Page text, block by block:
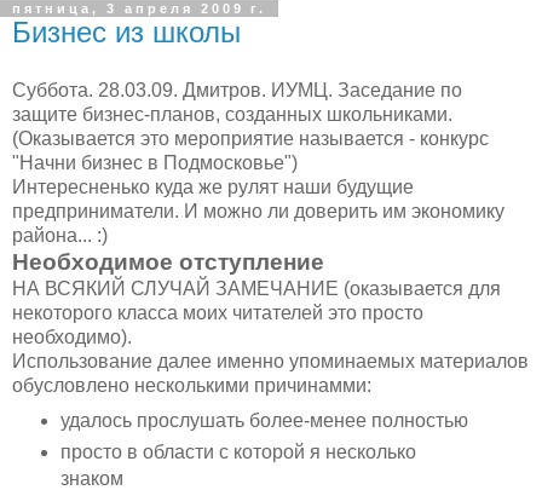
пятница, 3 апреля 2009 г.
Бизнес из школы
Суббота. 28.03.09. Дмитров. ИУМЦ. Заседание по
защите бизнес-планов, созданных школьниками.
(Оказывается это мероприятие называется - конкурс
"Начни бизнес в Подмосковье")
Интересненько куда же рулят наши будущие
предприниматели. И можно ли доверить им экономику
района... :)
Необходимое отступление
НА ВСЯКИЙ СЛУЧАЙ ЗАМЕЧАНИЕ (оказывается для
некоторого класса моих читателей это просто
необходимо).
Использование далее именно упоминаемых материалов
обусловлено несколькими причинамми:
удалось прослушать более-менее полностью
просто в области с которой я несколько
знаком